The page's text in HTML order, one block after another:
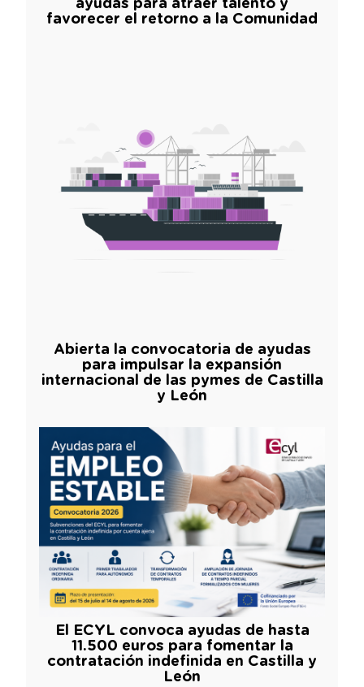
favorecer el retorno a la Comunidad
Abierta la convocatoria de ayudas
para impulsar la expansión
internacional de las pymes de Castilla
y León
El ECYL convoca ayudas de hasta
11.500 euros para fomentar la
contratación indefinida en Castilla y
León